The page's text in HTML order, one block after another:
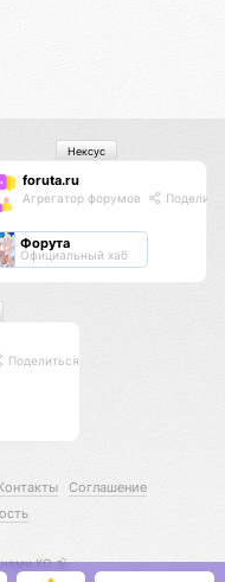
foruta.ru
Агрегатор форумов
Форута
Официальный хаб
Нексус
Поделиться
Соглашение
КО 🕉️